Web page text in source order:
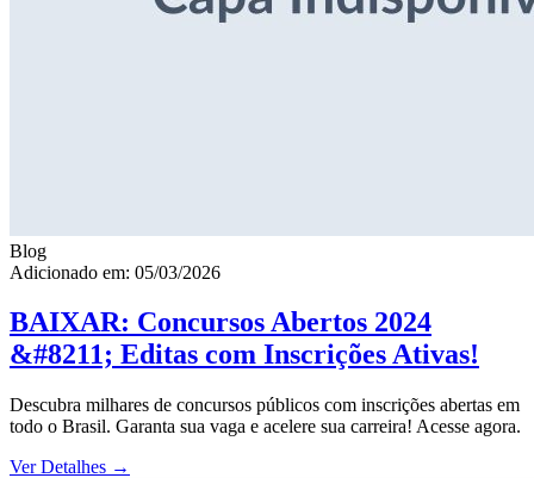
Blog
Adicionado em: 05/03/2026
BAIXAR: Concursos Abertos 2024
&#8211; Editas com Inscrições Ativas!
Descubra milhares de concursos públicos com inscrições abertas em
todo o Brasil. Garanta sua vaga e acelere sua carreira! Acesse agora.
Ver Detalhes →